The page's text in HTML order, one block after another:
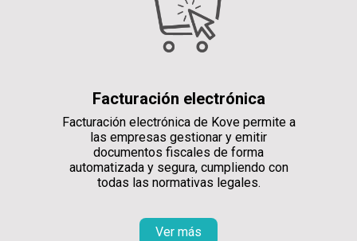
Facturación electrónica
Facturación electrónica de Kove permite a
las empresas gestionar y emitir
documentos fiscales de forma
automatizada y segura, cumpliendo con
todas las normativas legales.
Ver más